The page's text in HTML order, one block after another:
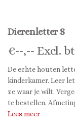
Dierenletter S
€--,-- Excl.
De echte houten
kinderkamer. Leer
ze waar je wilt.
te bestellen.
Lees meer